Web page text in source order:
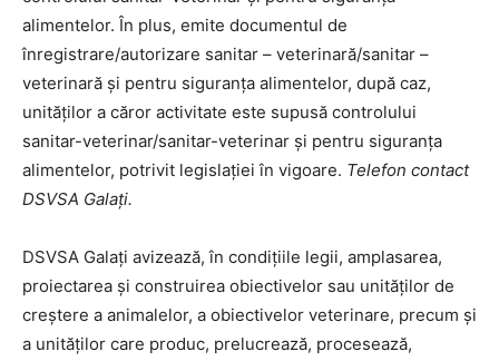
alimentelor. În plus, emite documentul de
înregistrare/autorizare sanitar – veterinară/sanitar –
veterinară și pentru siguranța alimentelor, după caz,
unităților a căror activitate este supusă controlului
sanitar-veterinar/sanitar-veterinar și pentru siguranța
alimentelor, potrivit legislației în vigoare. Telefon contact
DSVSA Galați.
DSVSA Galați avizează, în condițiile legii, amplasarea,
proiectarea și construirea obiectivelor sau unităților de
creștere a animalelor, a obiectivelor veterinare, precum și
a unităților care produc, prelucrează, procesează,